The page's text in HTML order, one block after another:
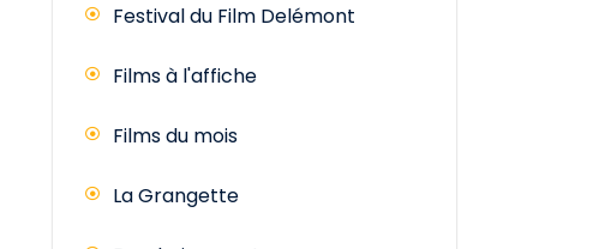
Festival du Film Delémont
Films à l'affiche
Films du mois
La Grangette